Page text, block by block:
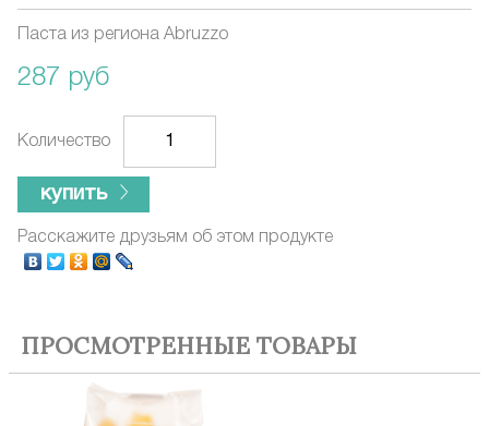
Паста из региона Abruzzo
287 руб
Количество
купить
Расскажите друзьям об этом продукте
ПРОСМОТРЕННЫЕ ТОВАРЫ